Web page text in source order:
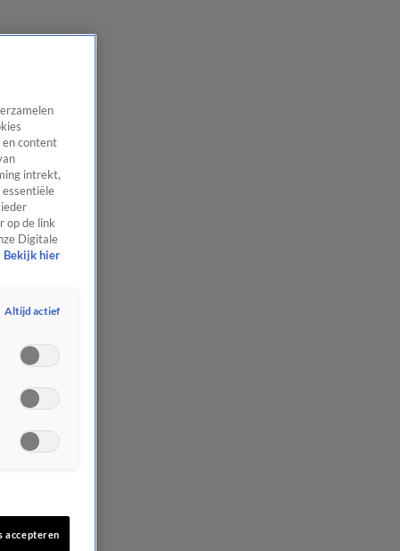
en content
intrekt,
op de link
Digitale
Bekijk hier
Altijd actief
accepteren